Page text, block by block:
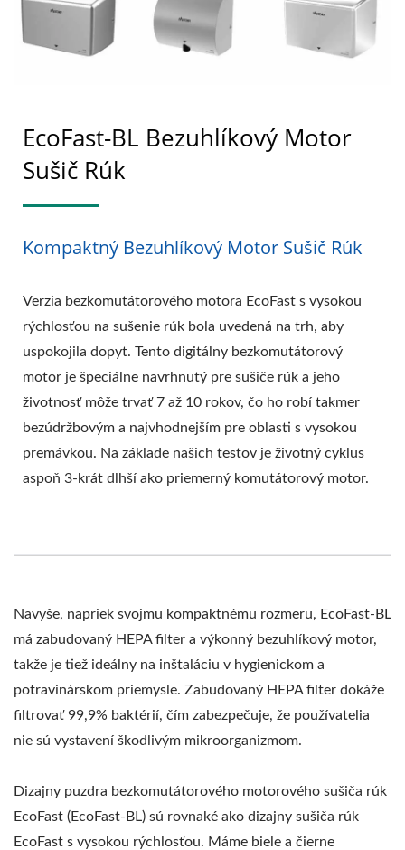
EcoFast-BL Bezuhlíkový Motor
Sušič Rúk
Kompaktný Bezuhlíkový Motor Sušič Rúk
Verzia bezkomutátorového motora EcoFast s vysokou
rýchlosťou na sušenie rúk bola uvedená na trh, aby
uspokojila dopyt. Tento digitálny bezkomutátorový
motor je špeciálne navrhnutý pre sušiče rúk a jeho
životnosť môže trvať 7 až 10 rokov, čo ho robí takmer
bezúdržbovým a najvhodnejším pre oblasti s vysokou
premávkou. Na základe našich testov je životný cyklus
aspoň 3-krát dlhší ako priemerný komutátorový motor.
Navyše, napriek svojmu kompaktnému rozmeru, EcoFast-BL
má zabudovaný HEPA filter a výkonný bezuhlíkový motor,
takže je tiež ideálny na inštaláciu v hygienickom a
potravinárskom priemysle. Zabudovaný HEPA filter dokáže
filtrovať 99,9% baktérií, čím zabezpečuje, že používatelia
nie sú vystavení škodlivým mikroorganizmom.
Dizajny puzdra bezkomutátorového motorového sušiča rúk
EcoFast (EcoFast-BL) sú rovnaké ako dizajny sušiča rúk
EcoFast s vysokou rýchlosťou. Máme biele a čierne